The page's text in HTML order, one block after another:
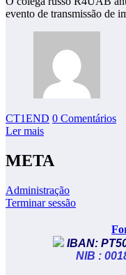
evento de transmissão de
CT1END 0 Comentários
Ler mais
META
Administração
Terminar sessão
IBAN:
NIB :